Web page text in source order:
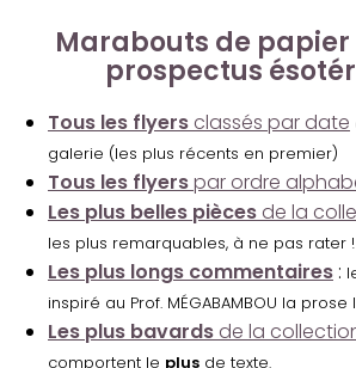
Marabouts de
prospectus
Tous les flyers classés par date
galerie (les plus récents en premier)
Tous les flyerspar ordre
Les plus belles pièces de la
les plus remarquables, à ne pas rater !
Les plus longs commentaires :
inspiré au Prof. MÉGABAMBOU la
Les plus bavards de la
comportent le plus de texte.